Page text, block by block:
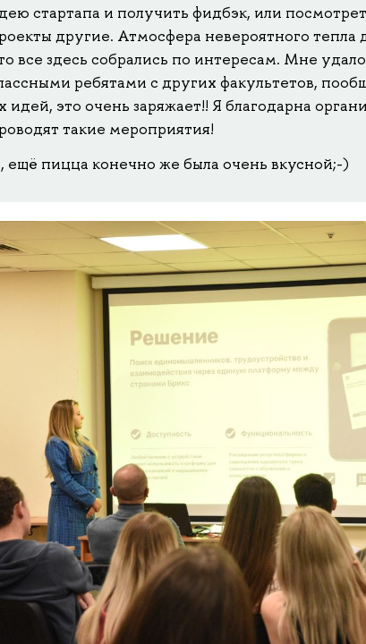
стартапа и получить фидбэк, или
другие. Атмосфера невероятного тепла
все здесь собрались по интересам. Мне
ребятами с других факультетов,
идей, это очень заряжает!! Я благодарна
такие мероприятия!
ещё пицца конечно же была очень вкусной;-)